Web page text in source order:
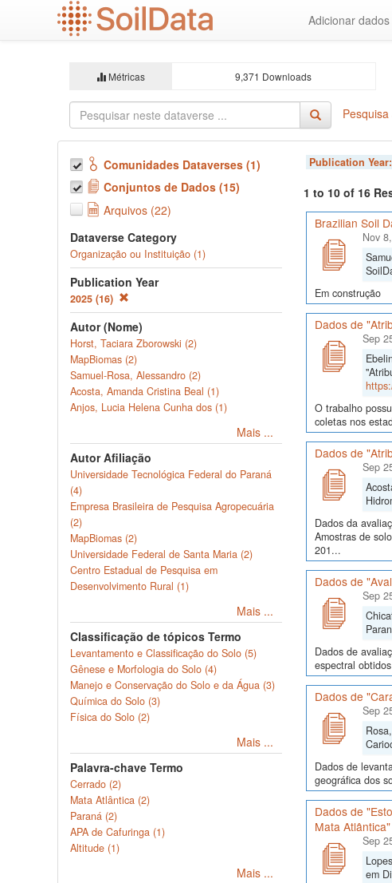
Adicionar dados
Métricas 9,371 Downloads
Comunidades Dataverses (1)
Conjuntos de Dados (15)
Arquivos (22)
Dataverse Category
Organização ou Instituição (1)
Publication Year
2025 (16)
Autor (Nome)
Horst, Taciara Zborowski (2)
MapBiomas (2)
Samuel-Rosa, Alessandro (2)
Acosta, Amanda Cristina Beal (1)
Anjos, Lucia Helena Cunha dos (1)
Mais ...
Autor Afiliação
Universidade Tecnológica Federal do Paraná
(4)
Empresa Brasileira de Pesquisa Agropecuária
(2)
MapBiomas (2)
Universidade Federal de Santa Maria (2)
Centro Estadual de Pesquisa em
Desenvolvimento Rural (1)
Mais ...
Classificação de tópicos Termo
Levantamento e Classificação do Solo (5)
Gênese e Morfologia do Solo (4)
Manejo e Conservação do Solo e da Água (3)
Química do Solo (3)
Física do Solo (2)
Mais ...
Palavra-chave Termo
Cerrado (2)
Mata Atlântica (2)
Paraná (2)
APA de Cafuringa (1)
Altitude (1)
Mais ...
Publication Year:
1 to 10 of 16
Brazilian Soil
Nov
Em construção
Dados de
Sep
O trabalho
coletas nos
Dados de
Sep
Dados da
Amostras de
201...
Dados de
Sep
Dados de
espectral
Dados de
Sep
Dados de
geográfica dos
Dados de
Mata Atlântica"
Sep
em